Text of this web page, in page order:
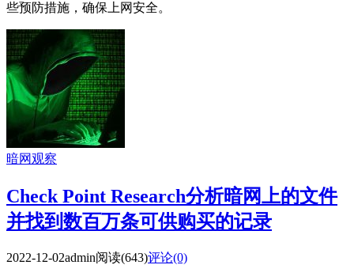
些预防措施，确保上网安全。
暗网观察
Check Point Research分析暗网上的文件
并找到数百万条可供购买的记录
2022-12-02admin阅读(643)评论(0)